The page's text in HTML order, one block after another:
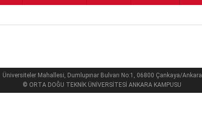
Üniversiteler Mahallesi, Dumlupınar Bulvarı No:1, 06800 Çankaya/Ankara
© ORTA DOĞU TEKNİK ÜNİVERSİTESİ ANKARA KAMPUSU